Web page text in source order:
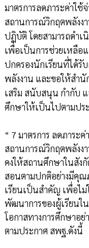
มาตรการลดภาระค่าใช้
สถานการณ์วิกฤตพลังง
ปฏิบัติ โดยสามารถดำ
เพื่อเป็นการช่วยเหลือ
ปกครองนักเรียนที่ได้รั
พลังงาน และขอให้สำ
เสริม สนับสนุน กำกับ
ศึกษาให้เป็นไปตามปร
“ 7 มาตรการ ลดภาระ
สถานการณ์วิกฤตพลังง
คงให้สถานศึกษาในสัง
สอนตามปกติอย่างมีคุณ
เรียนเป็นสำคัญ เพื่อไ
พัฒนาการของผู้เรียนใ
โอกาสทางการศึกษาอ
ตามประกาศ สพฐ.ดังนี้